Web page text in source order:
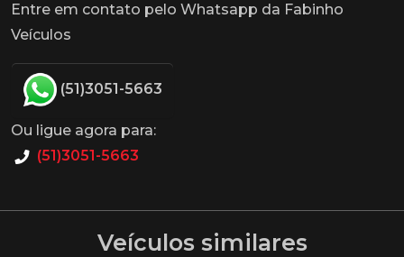
Entre em contato pelo Whatsapp da Fabinho
Veículos
(51)3051-5663
Ou ligue agora para:
(51)3051-5663
Veículos similares